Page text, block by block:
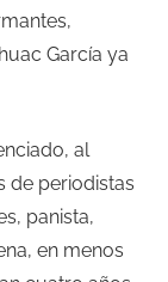
García ya
al
de periodistas
panista,
en menos